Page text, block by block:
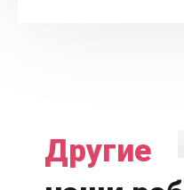
Другие